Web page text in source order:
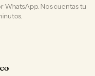
WhatsApp. Nos cuentas tu